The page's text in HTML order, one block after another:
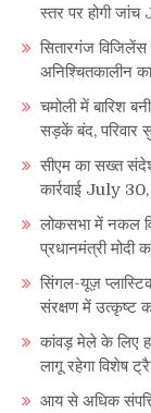
स्तर पर होगी जांच
सितारगंज विजिलेंस
अनिश्चितकालीन
चमोली में बारिश
सड़कें बंद, परिवार
सीएम का सख्त
कार्रवाई July
लोकसभा में नकल
प्रधानमंत्री मोदी
सिंगल-यूज़
संरक्षण में उत्कृष्ट
कांवड़ मेले के लिए
लागू रहेगा विशेष
आय से अधिक